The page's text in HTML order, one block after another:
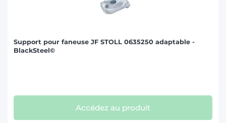
Support pour faneuse JF STOLL 0635250 adaptable -
BlackSteel©
Accédez au produit